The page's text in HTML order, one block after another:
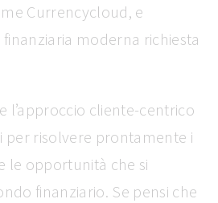
Currencycloud, e
moderna richiesta
l’approccio cliente-centrico
risolvere prontamente i
le opportunità che si
finanziario. Se pensi che